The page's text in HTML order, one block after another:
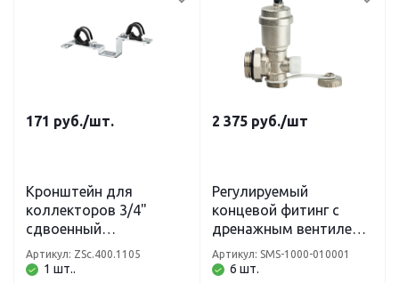
171 руб./шт.
Кронштейн для
коллекторов 3/4"
сдвоенный
универсальный,
усиленный (1шт) TIM
1 шт..
Артикул: ZSc.400.1105
2 375 руб./шт
Регулируемый
концевой фитинг с
дренажным вентилем,
автоматический
воздухоотводчик
6 шт.
Артикул: SMS-1000-010001